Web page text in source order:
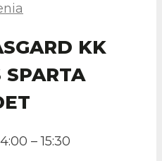
KK
SPARTA
–15:30